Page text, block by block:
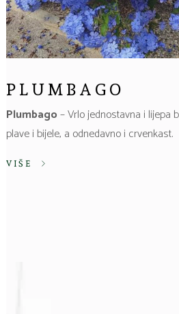
PLUMBAGO
Plumbago– Vrlo jednostavna i lijepa
plave i bijele, a odnedavno i crvenkast.
VIŠE